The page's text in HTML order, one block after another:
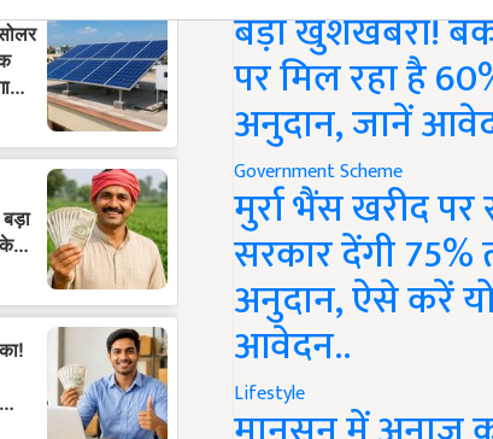
बड़ी खुशखबरी!
पर मिल रहा है
अनुदान, जानें
Government Scheme
मुर्रा भैंस खरीद पर
सरकार देंगी 75%
अनुदान, ऐसे करें
आवेदन..
Lifestyle